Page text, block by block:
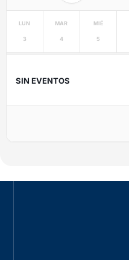
LUN
3
MAR
4
MIÉ
5
SIN EVENTOS